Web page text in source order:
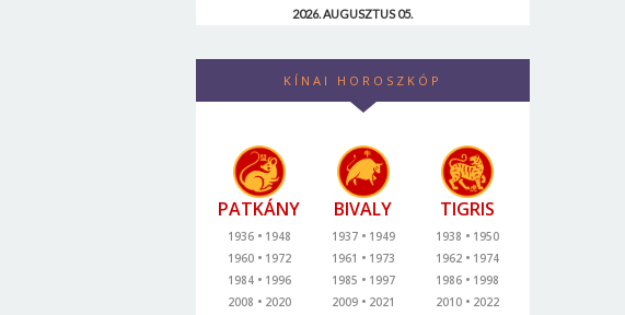
2026. AUGUSZTUS 05.
KÍNAI HOROSZKÓP
PATKÁNY
1936
1948
1960
1972
1984
1996
2008
2020
BIVALY
1937
1949
1961
1973
1985
1997
2009
2021
TIGRIS
1938
1950
1962
1974
1986
1998
2010
2022